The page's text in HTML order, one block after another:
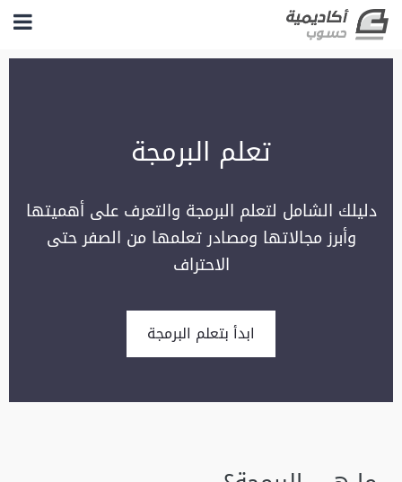
تعلم البرمجة
دليلك الشامل لتعلم البرمجة والتعرف على أهميتها
وأبرز مجالاتها ومصادر تعلمها من الصفر حتى
الاحتراف
ابدأ بتعلم البرمجة